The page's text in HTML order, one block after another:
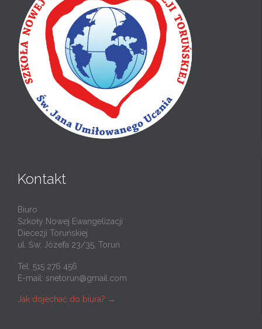
Kontakt
Biuro
Szkoły Nowej Ewangelizacji
Diecezji Toruńskiej
ul. Św. Józefa 23/35, Toruń
Tel: 515 276 456
E-mail: snetorun@gmail.com
Jak dojechać do biura? →